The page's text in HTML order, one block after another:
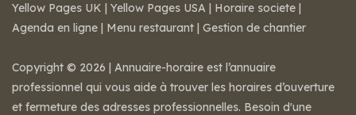
Yellow Pages UK | Yellow Pages USA | Horaire societe |
Agenda en ligne | Menu restaurant | Gestion de chantier
Copyright © 2026 | Annuaire-horaire est l’annuaire
professionnel qui vous aide à trouver les horaires d’ouverture
et fermeture des adresses professionnelles. Besoin d'une